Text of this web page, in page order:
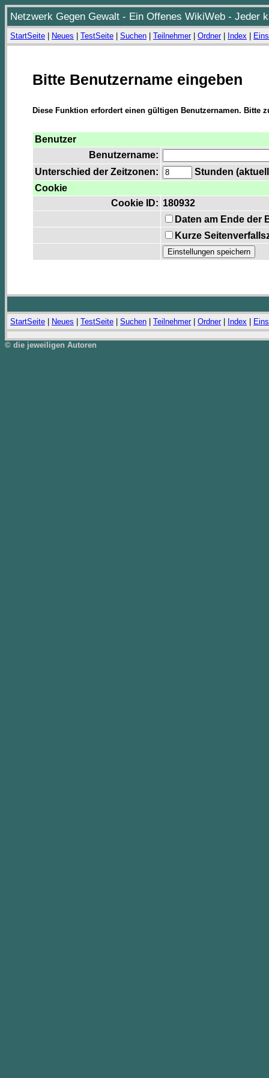
Netzwerk Gegen Gewalt - Ein Offenes WikiWeb - Jeder
StartSeite Neues TestSeite Suchen Teilnehmer| Ordner| Index
Bitte Benutzername eingeben
Diese Funktion erfordert einen gültigen Benutzernamen. Bitte
Benutzer
Benutzername:
Unterschied der Zeitzonen:
Stunden
Cookie
Cookie ID: 180932
Daten am Ende der
Kurze
StartSeite Neues TestSeite Suchen Teilnehmer| Ordner| Index
© die jeweiligen Autoren